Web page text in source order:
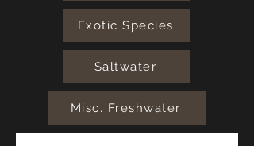
Exotic Species
Saltwater
Misc. Freshwater